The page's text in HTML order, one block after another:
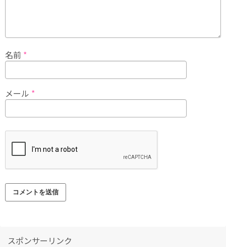
名前 *
メール *
スポンサーリンク